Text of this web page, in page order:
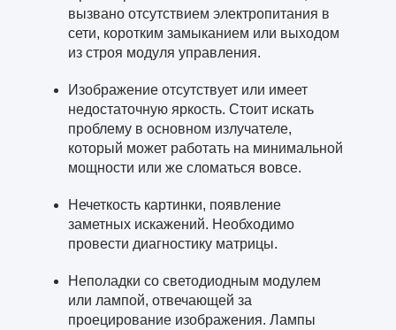
вызвано отсутствием электропитания в
сети, коротким замыканием или выходом
из строя модуля управления.
Изображение отсутствует или имеет
недостаточную яркость. Стоит искать
проблему в основном излучателе,
который может работать на минимальной
мощности или же сломаться вовсе.
Нечеткость картинки, появление
заметных искажений. Необходимо
провести диагностику матрицы.
Неполадки со светодиодным модулем
или лампой, отвечающей за
проецирование изображения. Лампы